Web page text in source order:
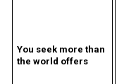
You seek more than
the world offers